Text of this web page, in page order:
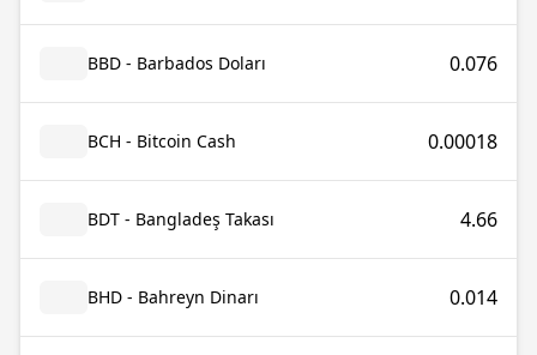
BBD - Barbados Doları 0.076
BCH - Bitcoin Cash 0.00018
BDT - Bangladeş Takası 4.66
BHD - Bahreyn Dinarı 0.014